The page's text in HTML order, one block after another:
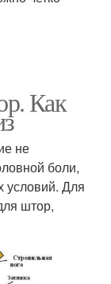
Как
не
боли,
условий. Для
штор,